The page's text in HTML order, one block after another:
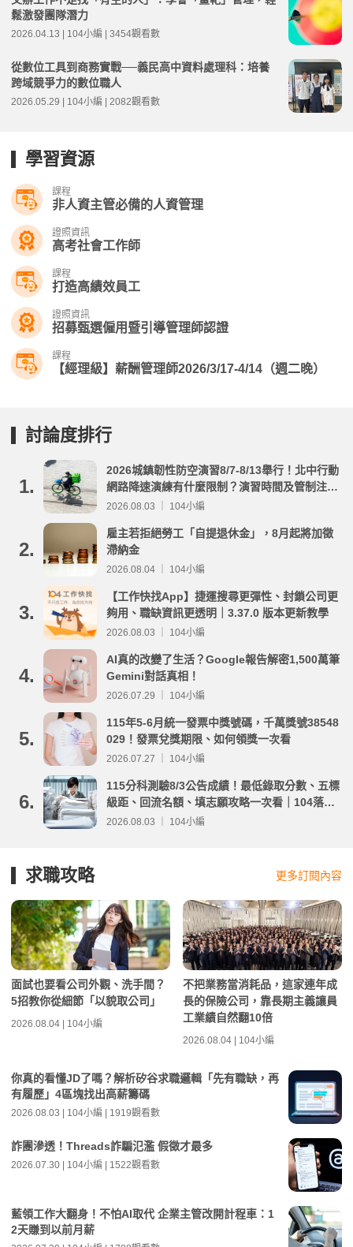
鬆激發團隊潛力
2026.04.13 | 104小編 | 3454觀看數
從數位工具到商務實戰──義民高中資料處理科：培養
跨域競爭力的數位職人
2026.05.29 | 104小編 | 2082觀看數
學習資源
課程
非人資主管必備的人資管理
證照資訊
高考社會工作師
課程
打造高績效員工
證照資訊
招募甄選僱用暨引導管理師認證
課程
【經理級】薪酬管理師2026/3/17-4/14（週二晚）
討論度排行
1.
2026城鎮韌性防空演習8/7-8/13舉行！北中行動
網路降速演練有什麼限制？演習時間及管制注意
事項整理
2026.08.03 ｜ 104小編
2.
雇主若拒絕勞工「自提退休金」，8月起將加徵
滯納金
2026.08.04 ｜ 104小編
3.
【工作快找App】捷運搜尋更彈性、封鎖公司更
夠用、職缺資訊更透明｜3.37.0 版本更新教學
2026.08.03 ｜ 104小編
4.
AI真的改變了生活？Google報告解密1,500萬筆
Gemini對話真相！
2026.07.29 ｜ 104小編
5.
115年5-6月統一發票中獎號碼，千萬獎號38548
029！發票兌獎期限、如何領獎一次看
2026.07.27 ｜ 104小編
6.
115分科測驗8/3公告成績！最低錄取分數、五標
級距、回流名額、填志願攻略一次看｜104落點
分析
2026.08.03 ｜ 104小編
求職攻略 更多訂閱內容
面試也要看公司外觀、洗手間？
5招教你從細節「以貌取公司」
2026.08.04 | 104小編
不把業務當消耗品，這家連年成
長的保險公司，靠長期主義讓員
工業績自然翻10倍
2026.08.04 | 104小編
你真的看懂JD了嗎？解析矽谷求職邏輯「先有職缺，再
有履歷」4區塊找出高薪籌碼
2026.08.03 | 104小編 | 1919觀看數
詐團滲透！Threads詐騙氾濫 假徵才最多
2026.07.30 | 104小編 | 1522觀看數
藍領工作大翻身！不怕AI取代 企業主管改開計程車：1
2天賺到以前月薪